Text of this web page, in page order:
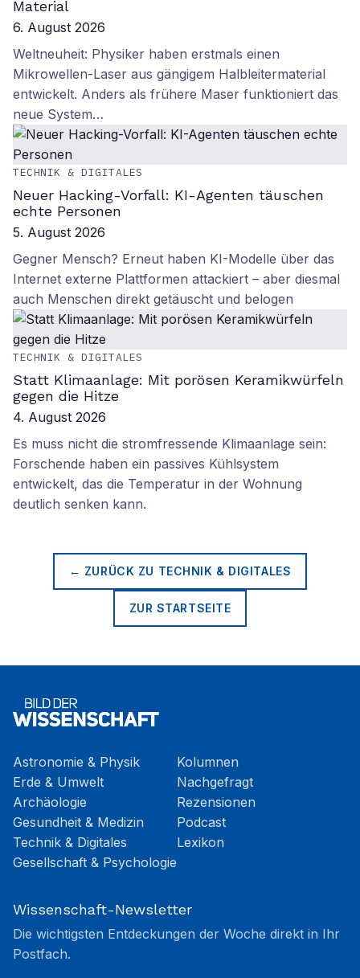
Material
6. August 2026
Weltneuheit: Physiker haben erstmals einen
Mikrowellen-Laser aus gängigem Halbleitermaterial
entwickelt. Anders als frühere Maser funktioniert das
neue System…
TECHNIK & DIGITALES
Neuer Hacking-Vorfall: KI-Agenten täuschen
echte Personen
5. August 2026
Gegner Mensch? Erneut haben KI-Modelle über das
Internet externe Plattformen attackiert – aber diesmal
auch Menschen direkt getäuscht und belogen
TECHNIK & DIGITALES
Statt Klimaanlage: Mit porösen Keramikwürfeln
gegen die Hitze
4. August 2026
Es muss nicht die stromfressende Klimaanlage sein:
Forschende haben ein passives Kühlsystem
entwickelt, das die Temperatur in der Wohnung
deutlich senken kann.
← ZURÜCK ZU TECHNIK & DIGITALES
ZUR STARTSEITE
Astronomie & Physik
Erde & Umwelt
Archäologie
Gesundheit & Medizin
Technik & Digitales
Gesellschaft & Psychologie
Kolumnen
Nachgefragt
Rezensionen
Podcast
Lexikon
Wissenschaft-Newsletter
Die wichtigsten Entdeckungen der Woche direkt in Ihr
Postfach.